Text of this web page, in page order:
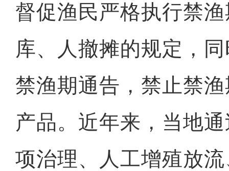
督促渔民严格执行禁
库、人撤摊的规定，
禁渔期通告，禁止禁
产品。近年来，当地
项治理、人工增殖放